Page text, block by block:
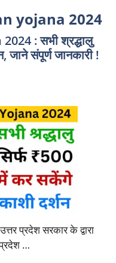
yojana 2024
: सभी श्रद्धालु
जाने संपूर्ण जानकारी !
प्रदेश सरकार के द्वारा
प्रदेश …